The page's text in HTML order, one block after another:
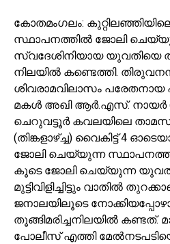
കോതമംഗലം:
സ്ഥാപനത്തില്‍ ജോലി
സ്വദേശിനിയായ യുവതിയെ
നിലയില്‍ കണ്ടെത്തി.
ശിവരാമവിലാസം
മകള്‍ അഖി ആര്‍.എസ്. നായര്‍
ചെറുവട്ടൂര്‍ കവലയിലെ
(തിങ്കളാഴ്ച്ച) വൈകിട്ട് 4
ജോലി ചെയ്യുന്ന
കൂടെ ജോലി ചെയ്യുന്ന
മുട്ടിവിളിച്ചിട്ടും വാതില്‍
ജനാലയിലൂടെ
തൂങ്ങിമരിച്ചനിലയില്‍ കണ്ടത്.
പോലീസ് എത്തി